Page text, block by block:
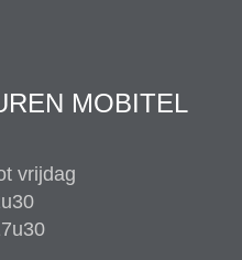
MOBITEL
vrijdag